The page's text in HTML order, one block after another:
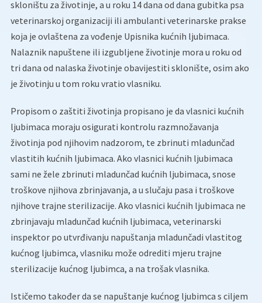
skloništu za životinje, a u roku 14 dana od dana gubitka psa
veterinarskoj organizaciji ili ambulanti veterinarske prakse
koja je ovlaštena za vođenje Upisnika kućnih ljubimaca.
Nalaznik napuštene ili izgubljene životinje mora u roku od
tri dana od nalaska životinje obavijestiti sklonište, osim ako
je životinju u tom roku vratio vlasniku.
Propisom o zaštiti životinja propisano je da vlasnici kućnih
ljubimaca moraju osigurati kontrolu razmnožavanja
životinja pod njihovim nadzorom, te zbrinuti mladunčad
vlastitih kućnih ljubimaca. Ako vlasnici kućnih ljubimaca
sami ne žele zbrinuti mladunčad kućnih ljubimaca, snose
troškove njihova zbrinjavanja, a u slučaju pasa i troškove
njihove trajne sterilizacije. Ako vlasnici kućnih ljubimaca ne
zbrinjavaju mladunčad kućnih ljubimaca, veterinarski
inspektor po utvrđivanju napuštanja mladunčadi vlastitog
kućnog ljubimca, vlasniku može odrediti mjeru trajne
sterilizacije kućnog ljubimca, a na trošak vlasnika.
Ističemo također da se napuštanje kućnog ljubimca s ciljem